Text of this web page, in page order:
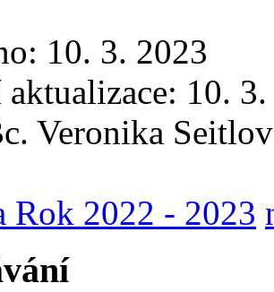
10. 3. 2023
aktualizace: 10.
Veronika
Rok 2022 - 2023